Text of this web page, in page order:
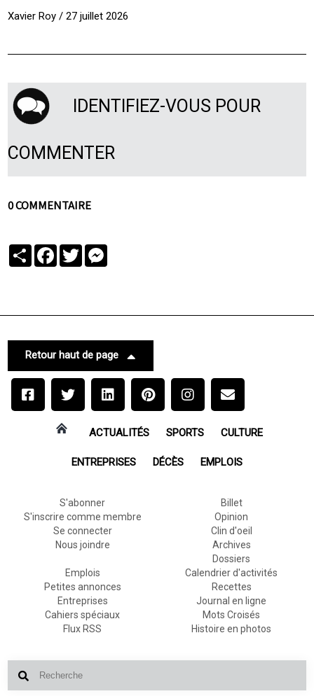
Xavier Roy / 27 juillet 2026
IDENTIFIEZ-VOUS POUR
COMMENTER
0 COMMENTAIRE
PartagerFacebook
Twitter
Retour haut de page
ACTUALITÉS SPORTS CULTURE
ENTREPRISES DÉCÈS EMPLOIS
S'abonner
S'inscrire comme membre
Se connecter
Nous joindre
Billet
Opinion
Clin d'oeil
Archives
Dossiers
Emplois
Petites annonces
Entreprises
Cahiers spéciaux
Flux RSS
Calendrier d'activités
Recettes
Journal en ligne
Mots Croisés
Histoire en photos